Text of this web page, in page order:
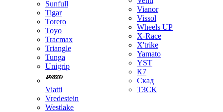
Sunfull
Tigar
Torero
Toyo
Tracmax
Triangle
Tunga
Unigrip
Viatti
Vredestein
Westlake
Vianor
Vissol
Wheels UP
X-Race
X'trike
Yamato
YST
К7
Скад
ТЗСК